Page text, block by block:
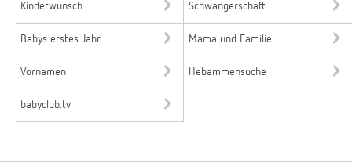
Kinderwunsch Schwangerschaft
Babys erstes Jahr Mama und Familie
Vornamen Hebammensuche
babyclub.tv